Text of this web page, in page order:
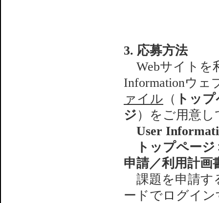
3. 応募方法
Webサイトを
Informationウェ
ァイル （ トッ
ジ ）をご用意
User
トップページ
申請／利用計画
課題を申請す
ードでログイ